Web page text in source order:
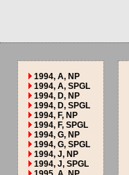
1994, A, NP
1994, A, SPGL
1994, D, NP
1994, D, SPGL
1994, F, NP
1994, F, SPGL
1994, G, NP
1994, G, SPGL
1994, J, NP
1994, J, SPGL